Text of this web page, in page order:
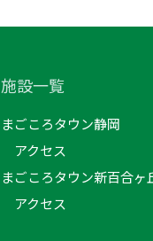
施設一覧
まごころタウン静岡
アクセス
まごころタウン新百合ヶ
アクセス